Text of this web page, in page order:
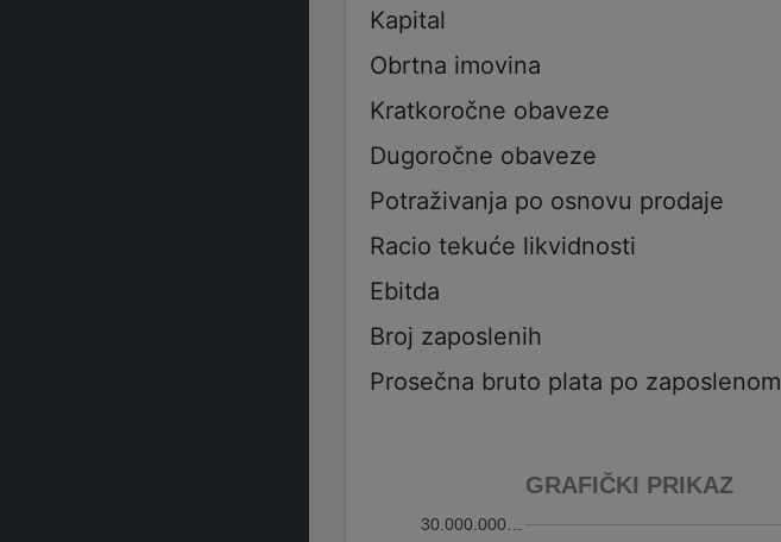
Kapital
Obrtna imovina
Kratkoročne obaveze
Dugoročne obaveze
Potraživanja po osnovu prodaje
Racio tekuće likvidnosti
Ebitda
Broj zaposlenih
Prosečna bruto plata po zaposlenom
GRAFIČKI PRIKAZ
30.000.000…